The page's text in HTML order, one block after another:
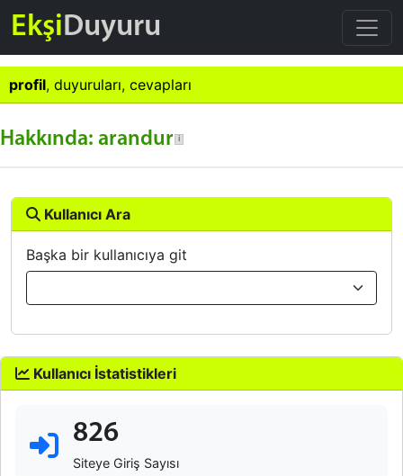
EkşiDuyuru
profil, duyuruları, cevapları
Hakkında: arandur
Kullanıcı Ara
Başka bir kullanıcıya git
Kullanıcı İstatistikleri
826
Siteye Giriş Sayısı